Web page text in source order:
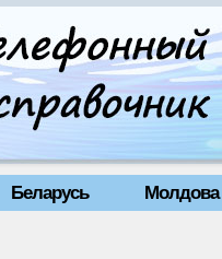
Беларусь Молдова